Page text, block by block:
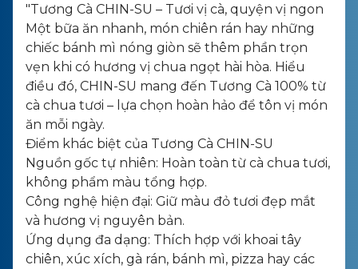
"Tương Cà CHIN-SU – Tươi vị cà, quyện vị ngon
Một bữa ăn nhanh, món chiên rán hay những
chiếc bánh mì nóng giòn sẽ thêm phần trọn
vẹn khi có hương vị chua ngọt hài hòa. Hiểu
điều đó, CHIN-SU mang đến Tương Cà 100% từ
cà chua tươi – lựa chọn hoàn hảo để tôn vị món
ăn mỗi ngày.
Điểm khác biệt của Tương Cà CHIN-SU
Nguồn gốc tự nhiên: Hoàn toàn từ cà chua tươi,
không phẩm màu tổng hợp.
Công nghệ hiện đại: Giữ màu đỏ tươi đẹp mắt
và hương vị nguyên bản.
Ứng dụng đa dạng: Thích hợp với khoai tây
chiên, xúc xích, gà rán, bánh mì, pizza hay các